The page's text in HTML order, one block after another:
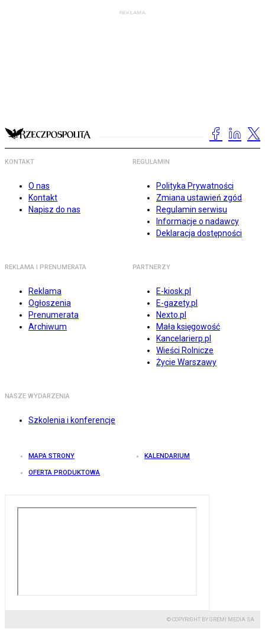
KONTAKT
O nas
Kontakt
Napisz do nas
REGULAMIN
Polityka Prywatności
Zmiana ustawień zgód
Regulamin serwisu
Informacje o nadawcy
Deklaracja dostępności
REKLAMA I PRENUMERATA
Reklama
Ogłoszenia
Prenumerata
Archiwum
PARTNERZY
E-kiosk.pl
E-gazety.pl
Nexto.pl
Mała księgowość
Kancelarierp.pl
Wieści Rolnicze
Życie Warszawy
NASZE WYDARZENIA
Szkolenia i konferencje
MAPA STRONY KALENDARIUM
OFERTA PRODUKTOWA
© COPYRIGHT BY GREMI MEDIA SA